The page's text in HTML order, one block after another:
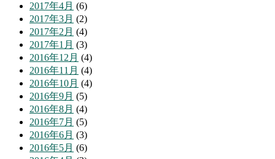
2017年4月 (6)
2017年3月 (2)
2017年2月 (4)
2017年1月 (3)
2016年12月 (4)
2016年11月 (4)
2016年10月 (4)
2016年9月 (5)
2016年8月 (4)
2016年7月 (5)
2016年6月 (3)
2016年5月 (6)